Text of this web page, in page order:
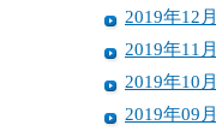
2019年12月
2019年11月
2019年10月
2019年09月